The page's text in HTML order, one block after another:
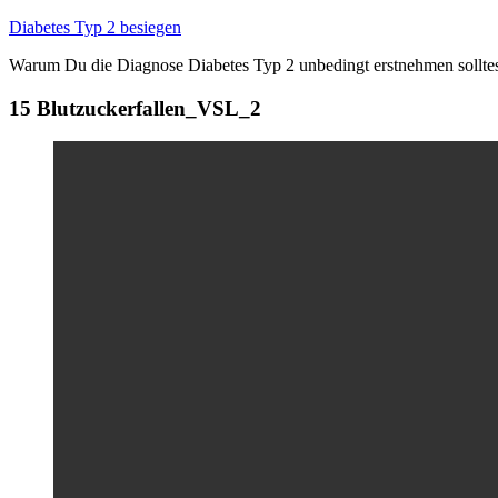
Zum
springen
Diabetes Typ 2 besiegen
Warum Du die Diagnose Diabetes Typ 2 unbedingt erstnehmen
15 Blutzuckerfallen_VSL_2